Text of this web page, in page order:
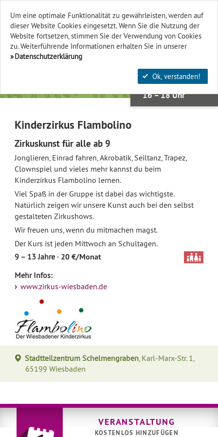
Finden & Filtern
O
MÄR
Mi, 25.03.
16 – 18 Uhr
Kinderzirkus Flambolino
Zirkuskunst für alle ab 9
Jonglieren, Einrad fahren, Akrobatik, Seiltanz, Trapez,
Clownspiel und vieles mehr kannst du beim
Kinderzirkus Flambolino lernen.
Viel Spaß in der Gruppe ist dabei das wichtigste.
Natürlich zeigen wir unsere Kunst auch bei den selbst
gestalteten Zirkushows.
Wir freuen uns, wenn du mitmachen magst.
Der Kurs ist jeden Mittwoch an Schultagen.
9 – 13 Jahre · 20 €/Monat
Mehr Infos:
www.zirkus-wiesbaden.de
Stadtteilzentrum Schelmengraben, Karl-Marx-Str. 1,
65199 Wiesbaden
VERANSTALTUNG
KOSTENLOS HINZUFÜGEN
Um eine optimale Funktionalität zu gewährleisten, werden auf
dieser Website Cookies eingesetzt. Wenn Sie die Nutzung der
Website fort­setzen, stimmen Sie der Verwendung von Cookies
zu. Weiterführende Informationen erhalten Sie in unserer
Datenschutzerklärung
Ok, verstanden!